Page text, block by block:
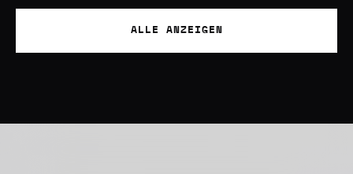
ALLE ANZEIGEN